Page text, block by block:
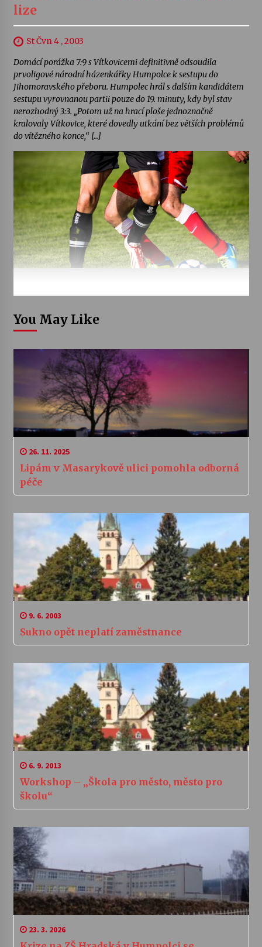
lize
St Čvn 4 , 2003
Domácí porážka 7:9 s Vítkovicemi definitivně odsoudila
prvoligové národní házenkářky Humpolce k sestupu do
Jihomoravského přeboru. Humpolec hrál s dalším kandidátem
sestupu vyrovnanou partii pouze do 19. minuty, kdy byl stav
nerozhodný 3:3. „Potom už na hrací ploše jednoznačně
kralovaly Vítkovice, které dovedly utkání bez větších problémů
do vítězného konce,“ […]
You May Like
26. 11. 2025
Lipám v Masarykově ulici pomohla odborná
péče
9. 6. 2003
Sukno opět neplatí zaměstnance
6. 9. 2013
Workshop – „Škola pro město, město pro
školu“
23. 3. 2026